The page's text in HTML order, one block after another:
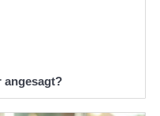
angesagt?